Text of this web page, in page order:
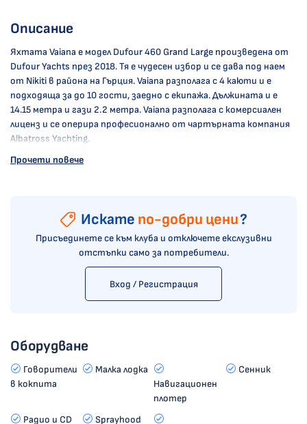
Описание
Яхтата Vaiana е модел Dufour 460 Grand Large произведена от
Dufour Yachts през 2018. Тя е чудесен избор и се дава под наем
от Nikiti в района на Гърция. Vaiana разполага с 4 каюти и е
подходяща за до 10 гости, заедно с екипажа. Дължината и е
14.15 метра и гази 2.2 метра. Vaiana разполага с комерсиален
лиценз и се оперира професионално от чартърната компания
Albatross Yachting.
Прочети повече
Искате по-добри цени?
Присъединете се към клуба и отключете екслузивни
отстъпки само за потребители.
Вход / Регистрация
Оборудване
Говорители
в кокпита
Малка лодка
Навигационен
плотер
Сенник
Радио и CD
Sprayhood